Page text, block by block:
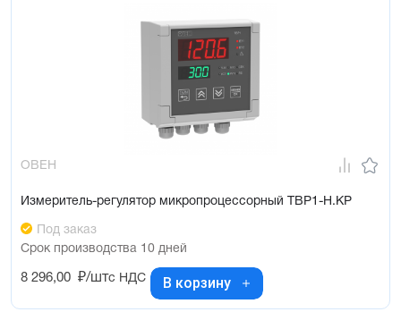
ОВЕН
Измеритель-регулятор микропроцессорный ТВР1-Н.КР
Под заказ
Срок производства 10 дней
8 296,00 ₽/штс НДС В корзину